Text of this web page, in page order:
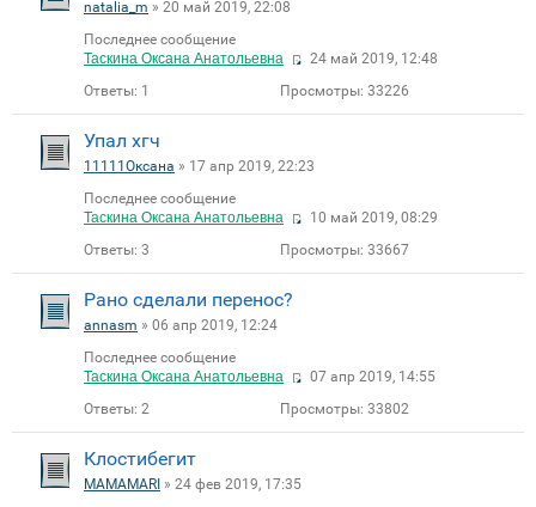
natalia_m » 20 май 2019, 22:08
Последнее сообщение
Таскина Оксана Анатольевна
24 май 2019, 12:48
Ответы: 1 Просмотры: 33226
Упал хгч
11111Оксана » 17 апр 2019, 22:23
Последнее сообщение
Таскина Оксана Анатольевна
10 май 2019, 08:29
Ответы: 3 Просмотры: 33667
Рано сделали перенос?
annasm » 06 апр 2019, 12:24
Последнее сообщение
Таскина Оксана Анатольевна
07 апр 2019, 14:55
Ответы: 2 Просмотры: 33802
Клостибегит
MAMAMARI » 24 фев 2019, 17:35